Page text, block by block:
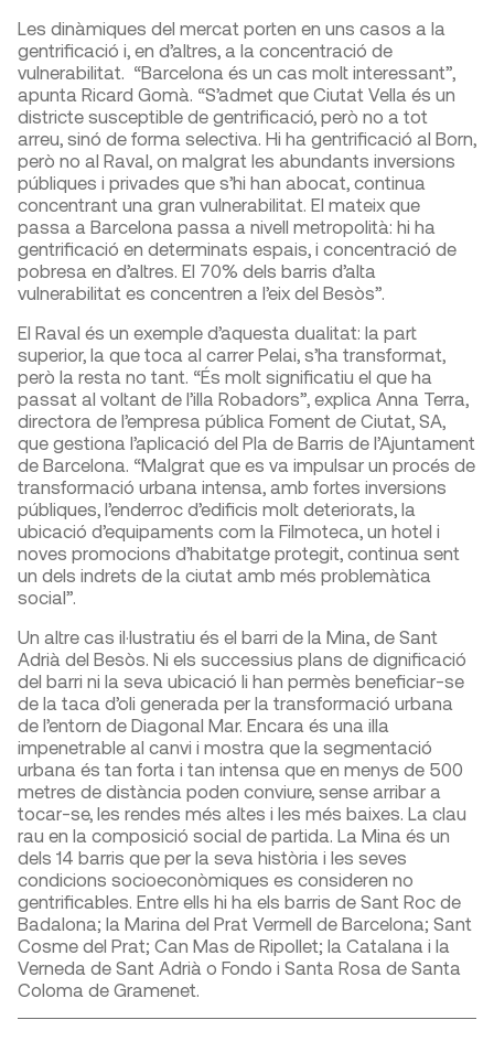
Les dinàmiques del mercat porten en uns casos a la
gentrificació i, en d’altres, a la concentració de
vulnerabilitat. “Barcelona és un cas molt interessant”,
apunta Ricard Gomà. “S’admet que Ciutat Vella és un
districte susceptible de gentrificació, però no a tot
arreu, sinó de forma selectiva. Hi ha gentrificació al Born,
però no al Raval, on malgrat les abundants inversions
públiques i privades que s’hi han abocat, continua
concentrant una gran vulnerabilitat. El mateix que
passa a Barcelona passa a nivell metropolità: hi ha
gentrificació en determinats espais, i concentració de
pobresa en d’altres. El 70% dels barris d’alta
vulnerabilitat es concentren a l’eix del Besòs”.
El Raval és un exemple d’aquesta dualitat: la part
superior, la que toca al carrer Pelai, s’ha transformat,
però la resta no tant. “És molt significatiu el que ha
passat al voltant de l’illa Robadors”, explica Anna Terra,
directora de l’empresa pública Foment de Ciutat, SA,
que gestiona l’aplicació del Pla de Barris de l’Ajuntament
de Barcelona. “Malgrat que es va impulsar un procés de
transformació urbana intensa, amb fortes inversions
públiques, l’enderroc d’edificis molt deteriorats, la
ubicació d’equipaments com la Filmoteca, un hotel i
noves promocions d’habitatge protegit, continua sent
un dels indrets de la ciutat amb més problemàtica
social”.
Un altre cas il·lustratiu és el barri de la Mina, de Sant
Adrià del Besòs. Ni els successius plans de dignificació
del barri ni la seva ubicació li han permès beneficiar-se
de la taca d’oli generada per la transformació urbana
de l’entorn de Diagonal Mar. Encara és una illa
impenetrable al canvi i mostra que la segmentació
urbana és tan forta i tan intensa que en menys de 500
metres de distància poden conviure, sense arribar a
tocar-se, les rendes més altes i les més baixes. La clau
rau en la composició social de partida. La Mina és un
dels 14 barris que per la seva història i les seves
condicions socioeconòmiques es consideren no
gentrificables. Entre ells hi ha els barris de Sant Roc de
Badalona; la Marina del Prat Vermell de Barcelona; Sant
Cosme del Prat; Can Mas de Ripollet; la Catalana i la
Verneda de Sant Adrià o Fondo i Santa Rosa de Santa
Coloma de Gramenet.